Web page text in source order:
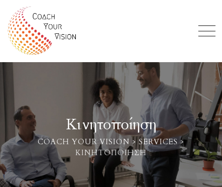
content
Κινητοποίηση
COACH YOUR VISION >SERVICES >
ΚΙΝΗΤΟΠΟΊΗΣΗ